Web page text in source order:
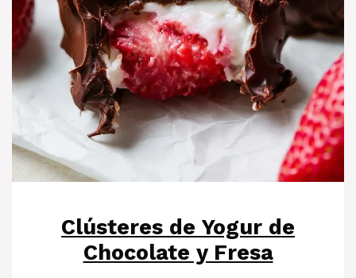
Clústeres de Yogur de
Chocolate y Fresa